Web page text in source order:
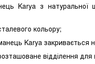
Karya з натуральної
кольору;
Karya закривається
відділення для